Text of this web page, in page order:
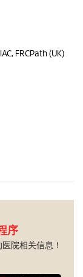
FRCPath (UK)
序
院相关信息！